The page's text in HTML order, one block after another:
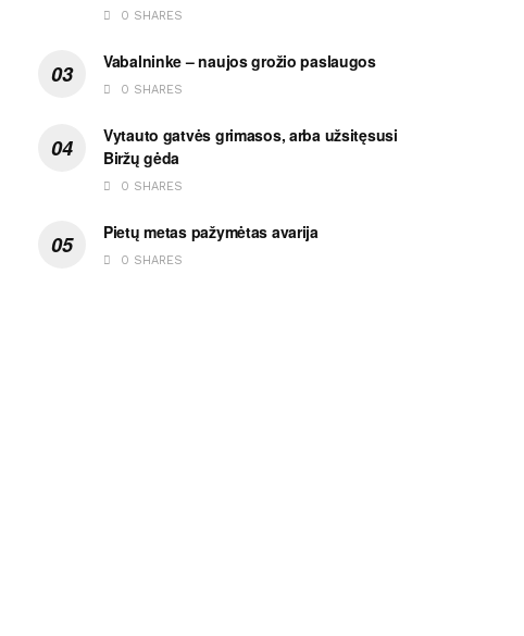
0 SHARES
Vabalninke – naujos grožio paslaugos
0 SHARES
Vytauto gatvės grimasos, arba užsitęsusi
Biržų gėda
0 SHARES
Pietų metas pažymėtas avarija
0 SHARES